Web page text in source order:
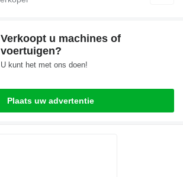
Verkoopt u machines of
voertuigen?
U kunt het met ons doen!
Plaats uw advertentie